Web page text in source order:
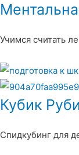
Учимся считать
Кубик
Спидкубинг для